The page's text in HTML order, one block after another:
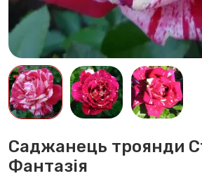
Саджанець троянди
Фантазія